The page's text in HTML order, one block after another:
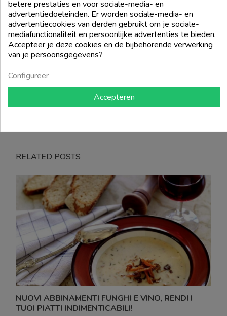
Cinque Terre Bianco Doc 2020 -
Wijnmakerij Cinqueterre
Prijs
€ 13,00
Cinque Terre Doc 2020 - Cheo
Prijs
€ 19,00
RELATED POSTS
NUOVI ABBINAMENTI FUNGHI E VINO, RENDI I
TUOI PIATTI INDIMENTICABILI!
betere prestaties en voor sociale-media- en
advertentiedoeleinden. Er worden sociale-media- en
advertentiecookies van derden gebruikt om je sociale-
mediafunctionaliteit en persoonlijke advertenties te bieden.
Accepteer je deze cookies en de bijbehorende verwerking
van je persoonsgegevens?
Configureer
Accepteren